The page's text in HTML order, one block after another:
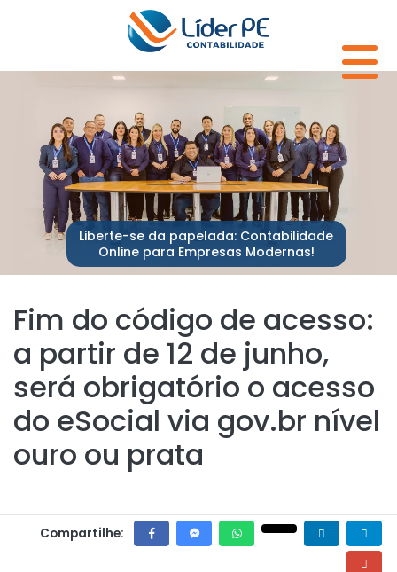
Liberte-se da papelada: Contabilidade
Online para Empresas Modernas!
Fim do código de acesso:
a partir de 12 de junho,
será obrigatório o acesso
do eSocial via gov.br nível
ouro ou prata
Compartilhe: